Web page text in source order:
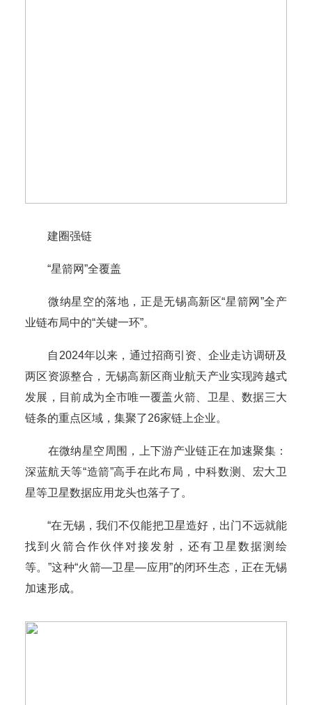
建圈强链
“星箭网”全覆盖
微纳星空的落地，正是无锡高新区“星箭网”全产
业链布局中的“关键一环”。
自2024年以来，通过招商引资、企业走访调研及
两区资源整合，无锡高新区商业航天产业实现跨越式
发展，目前成为全市唯一覆盖火箭、卫星、数据三大
链条的重点区域，集聚了26家链上企业。
在微纳星空周围，上下游产业链正在加速聚集：
深蓝航天等“造箭”高手在此布局，中科数测、宏大卫
星等卫星数据应用龙头也落子了。
“在无锡，我们不仅能把卫星造好，出门不远就能
找到火箭合作伙伴对接发射，还有卫星数据测绘
等。”这种“火箭—卫星—应用”的闭环生态，正在无锡
加速形成。